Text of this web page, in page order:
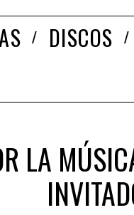
DISCOS
LA